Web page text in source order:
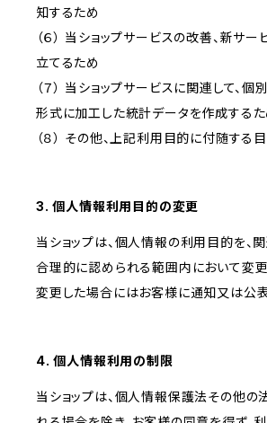
知するため
（６） 当ショップサービスの改善、新サ
立てるため
（７） 当ショップサービスに関連して、
形式に加工した統計データを作成するた
（８） その他、上記利用目的に付随する
3. 個人情報利用目的の変更
当ショップは、個人情報の利用目的を、
合理的に認められる範囲内において変更
変更した場合にはお客様に通知又は公表
4. 個人情報利用の制限
当ショップは、個人情報保護法その他の